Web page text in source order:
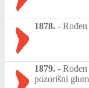
1878. -
1879. -
pozorišni